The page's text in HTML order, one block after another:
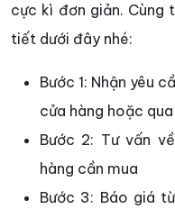
cực kì đơn giản. Cùng
tiết dưới đây nhé:
Bước 1: Nhận yêu
cửa hàng hoặc
Bước 2: Tư vấn
hàng cần mua
Bước 3: Báo giá